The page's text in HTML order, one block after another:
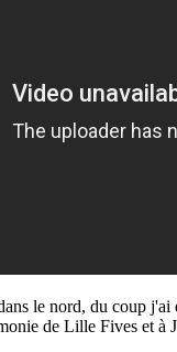
le nord, du coup
de Lille Fives et à